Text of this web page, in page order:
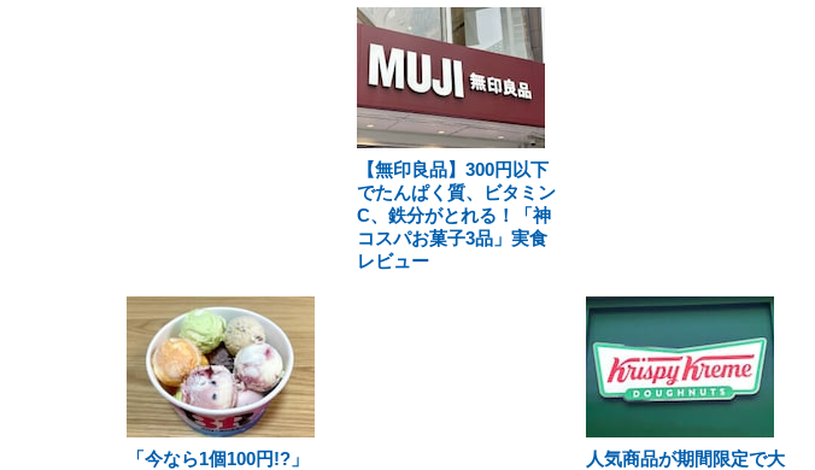
【無印良品】300円以下
でたんぱく質、ビタミン
C、鉄分がとれる！「神
コスパお菓子3品」実食
レビュー
「今なら1個100円!?」
人気商品が期間限定で大